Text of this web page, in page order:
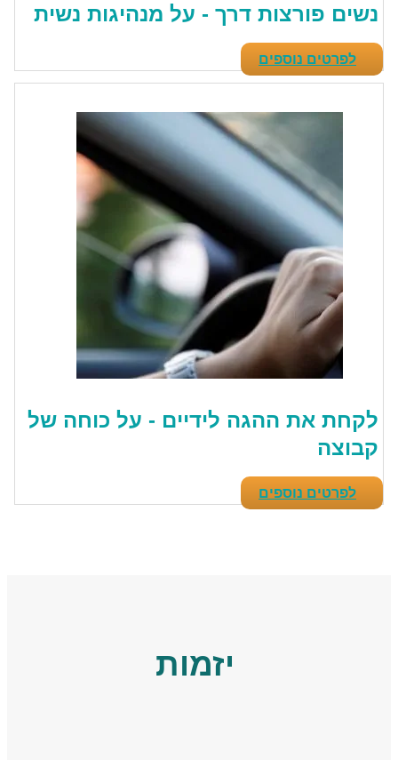
נשים פורצות דרך - על מנהיגות נשית
לפרטים נוספים
לקחת את ההגה לידיים - על כוחה של
קבוצה
לפרטים נוספים
יזמות